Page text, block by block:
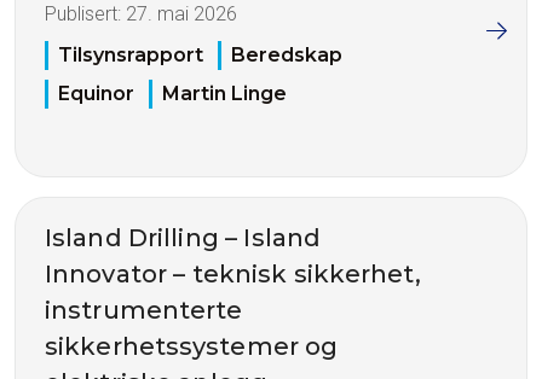
Publisert: 27. mai 2026
Tilsynsrapport
Beredskap
Equinor
Martin Linge
Island Drilling – Island
Innovator – teknisk sikkerhet,
instrumenterte
sikkerhetssystemer og